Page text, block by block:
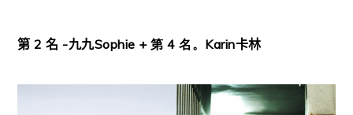
第 2名 -九九Sophie +第 4 名。Karin卡林